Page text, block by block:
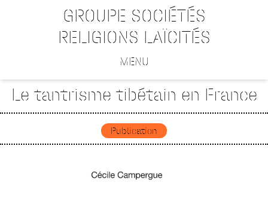
GROUPE SOCIÉTÉS
RELIGIONS LAÏCITÉS
MENU
Le tantrisme tibétain en France
Publication